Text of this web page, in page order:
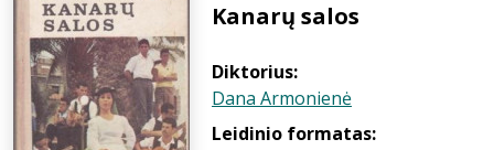
Kanarų salos
Diktorius:
Dana Armonienė
Leidinio formatas: